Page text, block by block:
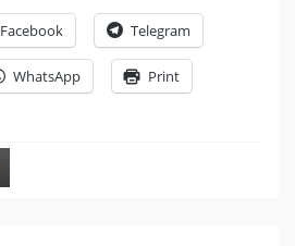
Facebook Telegram
WhatsApp Print